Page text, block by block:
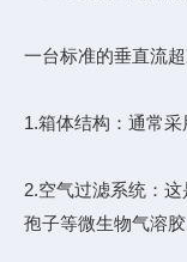
一台标准的垂直流
1.箱体结构：通常
2.空气过滤系统：
孢子等微生物气溶